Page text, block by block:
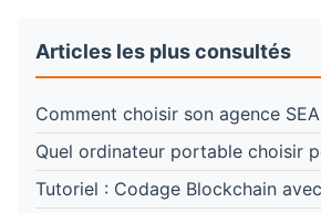
Articles les plus consultés
Comment choisir son agence
Quel ordinateur portable choisir
Tutoriel : Codage Blockchain